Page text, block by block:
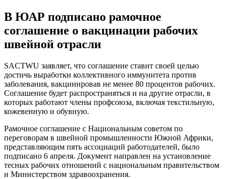
В ЮАР подписано рамочное
соглашение о вакцинации рабочих
швейной отрасли
SACTWU заявляет, что соглашение ставит своей целью
достичь выработки коллективного иммунитета против
заболевания, вакцинировав не менее 80 процентов рабочих.
Соглашение будет распространяться и на другие отрасли, в
которых работают члены профсоюза, включая текстильную,
кожевенную и обувную.
Рамочное соглашение с Национальным советом по
переговорам в швейной промышленности Южной Африки,
представляющим пять ассоциаций работодателей, было
подписано 6 апреля. Документ направлен на установление
тесных рабочих отношений с национальным правительством
и Министерством здравоохранения.